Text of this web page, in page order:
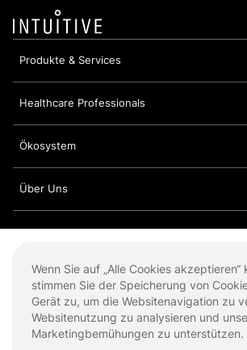
Produkte & Services
Healthcare Professionals
Ökosystem
Über Uns
Datenschutzbestimmungen
Nutzungsbedingungen
Wenn Sie auf „Alle Cookies akzeptieren“
stimmen Sie der Speicherung von
Gerät zu, um die Websitenavigation zu
Websitenutzung zu analysieren und
Marketingbemühungen zu unterstützen.